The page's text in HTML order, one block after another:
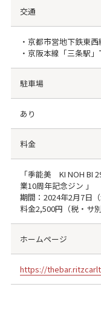
交通
・京都市営地下鉄東
・京阪本線「三条駅
駐車場
あり
料金
「季能美 KI NOH BI
業10周年記念ジン 」
期間：2024年2月7日
料金2,500円（税・サ
ホームページ
https://